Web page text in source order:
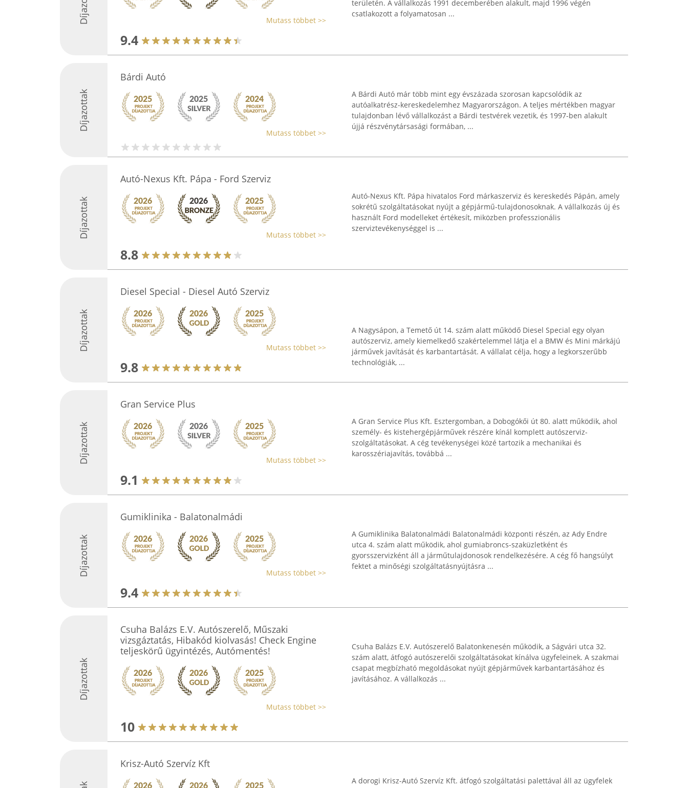
Mutass többet >>
9.4
területén. A vállalkozás 1991 decemberében alakult, majd 1996 végén
csatlakozott a folyamatosan ...
Díjazottak
Bárdi Autó
Mutass többet >>
A Bárdi Autó már több mint egy évszázada szorosan kapcsolódik az
autóalkatrész-kereskedelemhez Magyarországon. A teljes mértékben magyar
tulajdonban lévő vállalkozást a Bárdi testvérek vezetik, és 1997-ben alakult
újjá részvénytársasági formában, ...
Díjazottak
Autó-Nexus Kft. Pápa - Ford Szerviz
Mutass többet >>
8.8
Autó-Nexus Kft. Pápa hivatalos Ford márkaszerviz és kereskedés Pápán, amely
sokrétű szolgáltatásokat nyújt a gépjármű-tulajdonosoknak. A vállalkozás új és
használt Ford modelleket értékesít, miközben professzionális
szerviztevékenységgel is ...
Díjazottak
Diesel Special - Diesel Autó Szerviz
Mutass többet >>
9.8
A Nagysápon, a Temető út 14. szám alatt működő Diesel Special egy olyan
autószerviz, amely kiemelkedő szakértelemmel látja el a BMW és Mini márkájú
járművek javítását és karbantartását. A vállalat célja, hogy a legkorszerűbb
technológiák, ...
Díjazottak
Gran Service Plus
Mutass többet >>
9.1
A Gran Service Plus Kft. Esztergomban, a Dobogókői út 80. alatt működik, ahol
személy- és kistehergépjárművek részére kínál komplett autószerviz-
szolgáltatásokat. A cég tevékenységei közé tartozik a mechanikai és
karosszériajavítás, továbbá ...
Díjazottak
Gumiklinika - Balatonalmádi
Mutass többet >>
9.4
A Gumiklinika Balatonalmádi Balatonalmádi központi részén, az Ady Endre
utca 4. szám alatt működik, ahol gumiabroncs-szaküzletként és
gyorsszervizként áll a járműtulajdonosok rendelkezésére. A cég fő hangsúlyt
fektet a minőségi szolgáltatásnyújtásra ...
Díjazottak
Csuha Balázs E.V. Autószerelő, Műszaki
vizsgáztatás, Hibakód kiolvasás! Check Engine
teljeskörű ügyintézés, Autómentés!
Mutass többet >>
10
Csuha Balázs E.V. Autószerelő Balatonkenesén működik, a Ságvári utca 32.
szám alatt, átfogó autószerelői szolgáltatásokat kínálva ügyfeleinek. A szakmai
csapat megbízható megoldásokat nyújt gépjárművek karbantartásához és
javításához. A vállalkozás ...
Krisz-Autó Szervíz Kft
A dorogi Krisz-Autó Szervíz Kft. átfogó szolgáltatási palettával áll az ügyfelek